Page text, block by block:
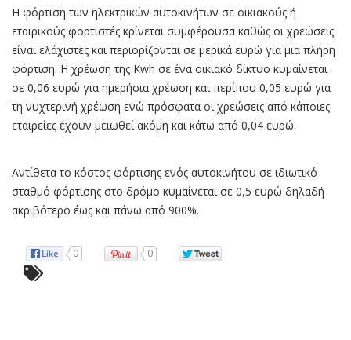
Η φόρτιση των ηλεκτρικών αυτοκινήτων σε οικιακούς ή
εταιρικούς φορτιστές κρίνεται συμφέρουσα καθώς οι χρεώσεις
είναι ελάχιστες και περιορίζονται σε μερικά ευρώ για μια πλήρη
φόρτιση. Η χρέωση της Kwh σε ένα οικιακό δίκτυο κυμαίνεται
σε 0,06 ευρώ για ημερήσια χρέωση και περίπου 0,05 ευρώ για
τη νυχτερινή χρέωση ενώ πρόσφατα οι χρεώσεις από κάποιες
εταιρείες έχουν μειωθεί ακόμη και κάτω από 0,04 ευρώ.
Αντίθετα το κόστος φόρτισης ενός αυτοκινήτου σε ιδιωτικό
σταθμό φόρτισης στο δρόμο κυμαίνεται σε 0,5 ευρώ δηλαδή
ακριβότερο έως και πάνω από 900%.
0 0